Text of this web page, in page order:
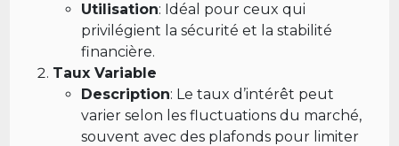
Utilisation: Idéal pour ceux qui
privilégient la sécurité et la stabilité
financière.
Taux Variable
Description: Le taux d’intérêt peut
varier selon les fluctuations du marché,
souvent avec des plafonds pour limiter